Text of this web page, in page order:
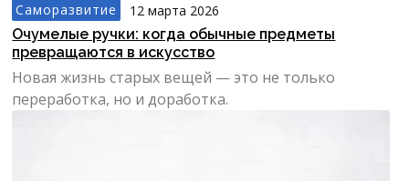
Саморазвитие
12 марта 2026
Очумелые ручки: когда обычные предметы
превращаются в искусство
Новая жизнь старых вещей — это не только
переработка, но и доработка.